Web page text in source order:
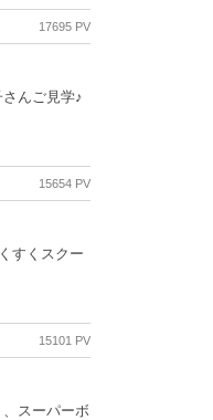
17695 PV
んご見学♪
15654 PV
すくスクー
15101 PV
スーパーボ